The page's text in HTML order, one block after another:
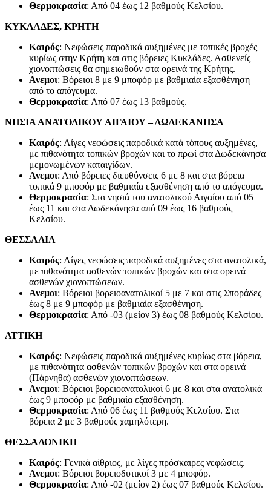
Θερμοκρασία: Από 04 έως 12 βαθμούς Κελσίου.
ΚΥΚΛΑΔΕΣ, ΚΡΗΤΗ
Καιρός: Νεφώσεις παροδικά αυξημένες με τοπικές βροχές
κυρίως στην Κρήτη και στις βόρειες Κυκλάδες. Ασθενείς
χιονοπτώσεις θα σημειωθούν στα ορεινά της Κρήτης.
Ανεμοι: Βόρειοι 8 με 9 μποφόρ με βαθμιαία εξασθένηση
από το απόγευμα.
Θερμοκρασία: Από 07 έως 13 βαθμούς.
ΝΗΣΙΑ ΑΝΑΤΟΛΙΚΟΥ ΑΙΓΑΙΟΥ – ΔΩΔΕΚΑΝΗΣΑ
Καιρός: Λίγες νεφώσεις παροδικά κατά τόπους αυξημένες,
με πιθανότητα τοπικών βροχών και το πρωί στα Δωδεκάνησα
μεμονωμένων καταιγίδων.
Ανεμοι: Από βόρειες διευθύνσεις 6 με 8 και στα βόρεια
τοπικά 9 μποφόρ με βαθμιαία εξασθένηση από το απόγευμα.
Θερμοκρασία: Στα νησιά του ανατολικού Αιγαίου από 05
έως 11 και στα Δωδεκάνησα από 09 έως 16 βαθμούς
Κελσίου.
ΘΕΣΣΑΛΙΑ
Καιρός: Λίγες νεφώσεις παροδικά αυξημένες στα ανατολικά,
με πιθανότητα ασθενών τοπικών βροχών και στα ορεινά
ασθενών χιονοπτώσεων.
Ανεμοι: Βόρειοι βορειοανατολικοί 5 με 7 και στις Σποράδες
έως 8 με 9 μποφόρ με βαθμιαία εξασθένηση.
Θερμοκρασία: Από -03 (μείον 3) έως 08 βαθμούς Κελσίου.
ΑΤΤΙΚΗ
Καιρός: Νεφώσεις παροδικά αυξημένες κυρίως στα βόρεια,
με πιθανότητα ασθενών τοπικών βροχών και στα ορεινά
(Πάρνηθα) ασθενών χιονοπτώσεων.
Ανεμοι: Βόρειοι βορειοανατολικοί 6 με 8 και στα ανατολικά
έως 9 μποφόρ με βαθμιαία εξασθένηση.
Θερμοκρασία: Από 06 έως 11 βαθμούς Κελσίου. Στα
βόρεια 2 με 3 βαθμούς χαμηλότερη.
ΘΕΣΣΑΛΟΝΙΚΗ
Καιρός: Γενικά αίθριος, με λίγες πρόσκαιρες νεφώσεις.
Ανεμοι: Βόρειοι βορειοδυτικοί 3 με 4 μποφόρ.
Θερμοκρασία: Από -02 (μείον 2) έως 07 βαθμούς Κελσίου.